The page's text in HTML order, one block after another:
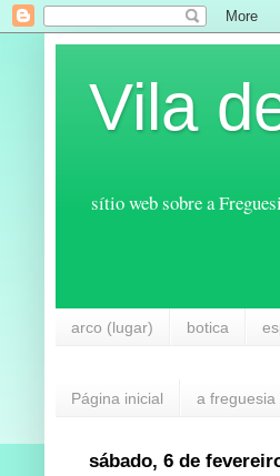
Vila
sítio web sobre a
arco (lugar) botica
Página inicial a freguesia
sábado, 6 de